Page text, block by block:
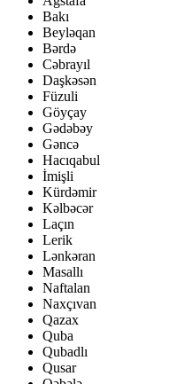
Bakı
Beyləqan
Bərdə
Cəbrayıl
Daşkəsən
Füzuli
Göyçay
Gədəbəy
Gəncə
Hacıqabul
İmişli
Kürdəmir
Kəlbəcər
Laçın
Lerik
Lənkəran
Masallı
Naftalan
Naxçıvan
Qazax
Quba
Qubadlı
Qusar